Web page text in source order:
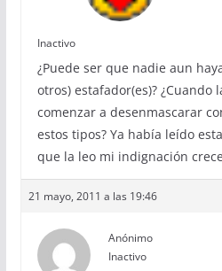
Inactivo
¿Puede ser que nadie aun
otros) estafador(es)? ¿Cuando
comenzar a desenmascarar
estos tipos? Ya había leído
que la leo mi indignación
21 mayo, 2011 a las 19:46
Anónimo
Inactivo